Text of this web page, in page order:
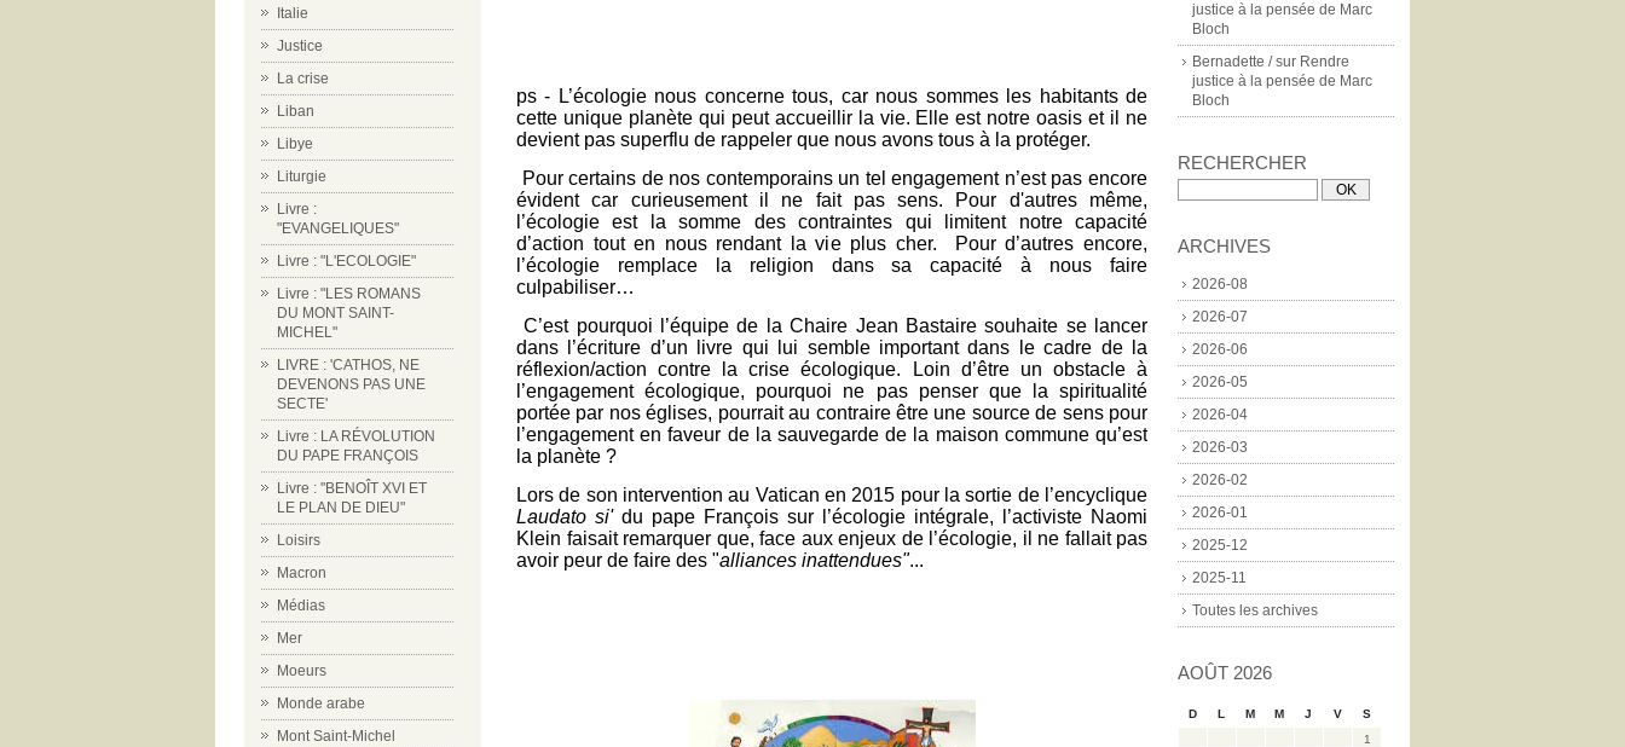
Italie
Justice
La crise
Liban
Libye
Liturgie
Livre :
"EVANGELIQUES"
Livre : "L'ECOLOGIE"
Livre : "LES ROMANS
DU MONT SAINT-
MICHEL"
LIVRE : 'CATHOS, NE
DEVENONS PAS UNE
SECTE'
Livre : LA RÉVOLUTION
DU PAPE FRANÇOIS
Livre : "BENOÎT XVI ET
LE PLAN DE DIEU"
Loisirs
Macron
Médias
Mer
Moeurs
Monde arabe
Mont Saint-Michel
justice à la pensée de Marc
Bloch
Bernadette /sur Rendre
justice à la pensée de Marc
Bloch
RECHERCHER
ARCHIVES
2026-08
2026-07
2026-06
2026-05
2026-04
2026-03
2026-02
2026-01
2025-12
2025-11
Toutes les archives
AOÛT 2026
D L M M J V
S
1
ps - L’écologie nous concerne tous, car nous sommes les habitants de
cette unique planète qui peut accueillir la vie. Elle est notre oasis et il ne
devient pas superflu de rappeler que nous avons tous à la protéger.
Pour certains de nos contemporains un tel engagement n’est pas encore
évident car curieusement il ne fait pas sens. Pour d'autres même,
l’écologie est la somme des contraintes qui limitent notre capacité
d’action tout en nous rendant la vie plus cher. Pour d’autres encore,
l’écologie remplace la religion dans sa capacité à nous faire
culpabiliser…
C’est pourquoi l’équipe de laChaire Jean Bastairesouhaite se lancer
dans l’écriture d’un livre qui lui semble important dans le cadre de la
réflexion/action contre la crise écologique. Loin d’être un obstacle à
l’engagement écologique, pourquoi ne pas penser que la spiritualité
portée par nos églises, pourrait au contraire être une source de sens pour
l’engagement en faveur de la sauvegarde de la maison commune qu’est
la planète ?
Lors de son intervention au Vatican en 2015 pour la sortie de l’encyclique
Laudato si'du pape François sur l’écologie intégrale, l ’activiste Naomi
Klein faisait remarquer que, face aux enjeux de l’écologie, il ne fallait pas
avoir peur de faire des "alliances inattendues"...